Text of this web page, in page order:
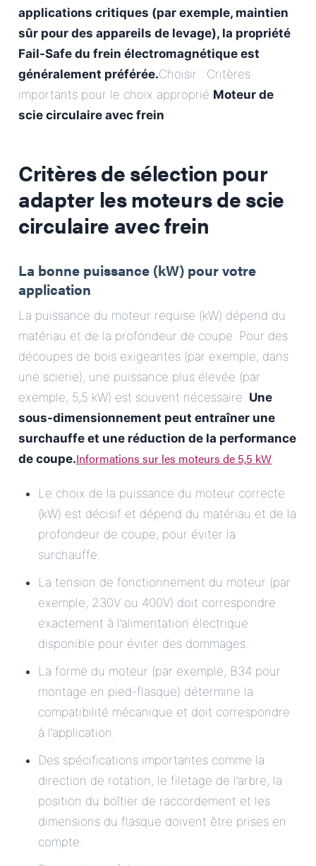
applications critiques (par exemple, maintien
sûr pour des appareils de levage), la propriété
Fail-Safe du frein électromagnétique est
généralement préférée.Choisir : Critères
importants pour le choix approprié Moteur de
scie circulaire avec frein
Critères de sélection pour
adapter les moteurs de scie
circulaire avec frein
La bonne puissance (kW) pour votre
application
La puissance du moteur requise (kW) dépend du
matériau et de la profondeur de coupe. Pour des
découpes de bois exigeantes (par exemple, dans
une scierie), une puissance plus élevée (par
exemple, 5,5 kW) est souvent nécessaire. Une
sous-dimensionnement peut entraîner une
surchauffe et une réduction de la performance
de coupe.Informations sur les moteurs de 5,5 kW.
Le choix de la puissance du moteur correcte
(kW) est décisif et dépend du matériau et de la
profondeur de coupe, pour éviter la
surchauffe.
La tension de fonctionnement du moteur (par
exemple, 230V ou 400V) doit correspondre
exactement à l’alimentation électrique
disponible pour éviter des dommages.
La forme du moteur (par exemple, B34 pour
montage en pied-flasque) détermine la
compatibilité mécanique et doit correspondre
à l’application.
Des spécifications importantes comme la
direction de rotation, le filetage de l’arbre, la
position du boîtier de raccordement et les
dimensions du flasque doivent être prises en
compte.